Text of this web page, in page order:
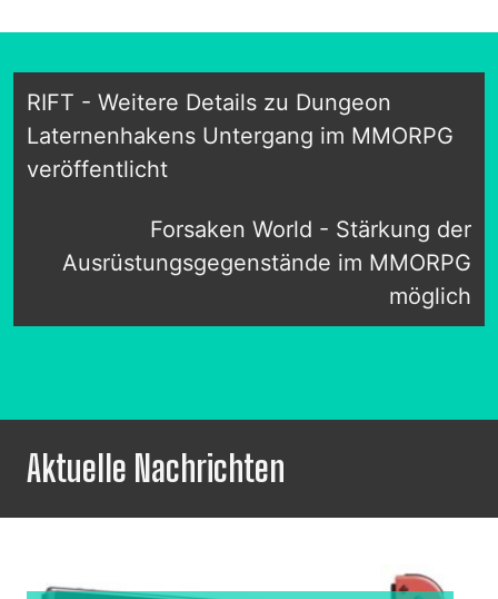
RIFT - Weitere Details zu Dungeon
Laternenhakens Untergang im MMORPG
veröffentlicht
Forsaken World - Stärkung der
Ausrüstungsgegenstände im MMORPG
möglich
Aktuelle Nachrichten